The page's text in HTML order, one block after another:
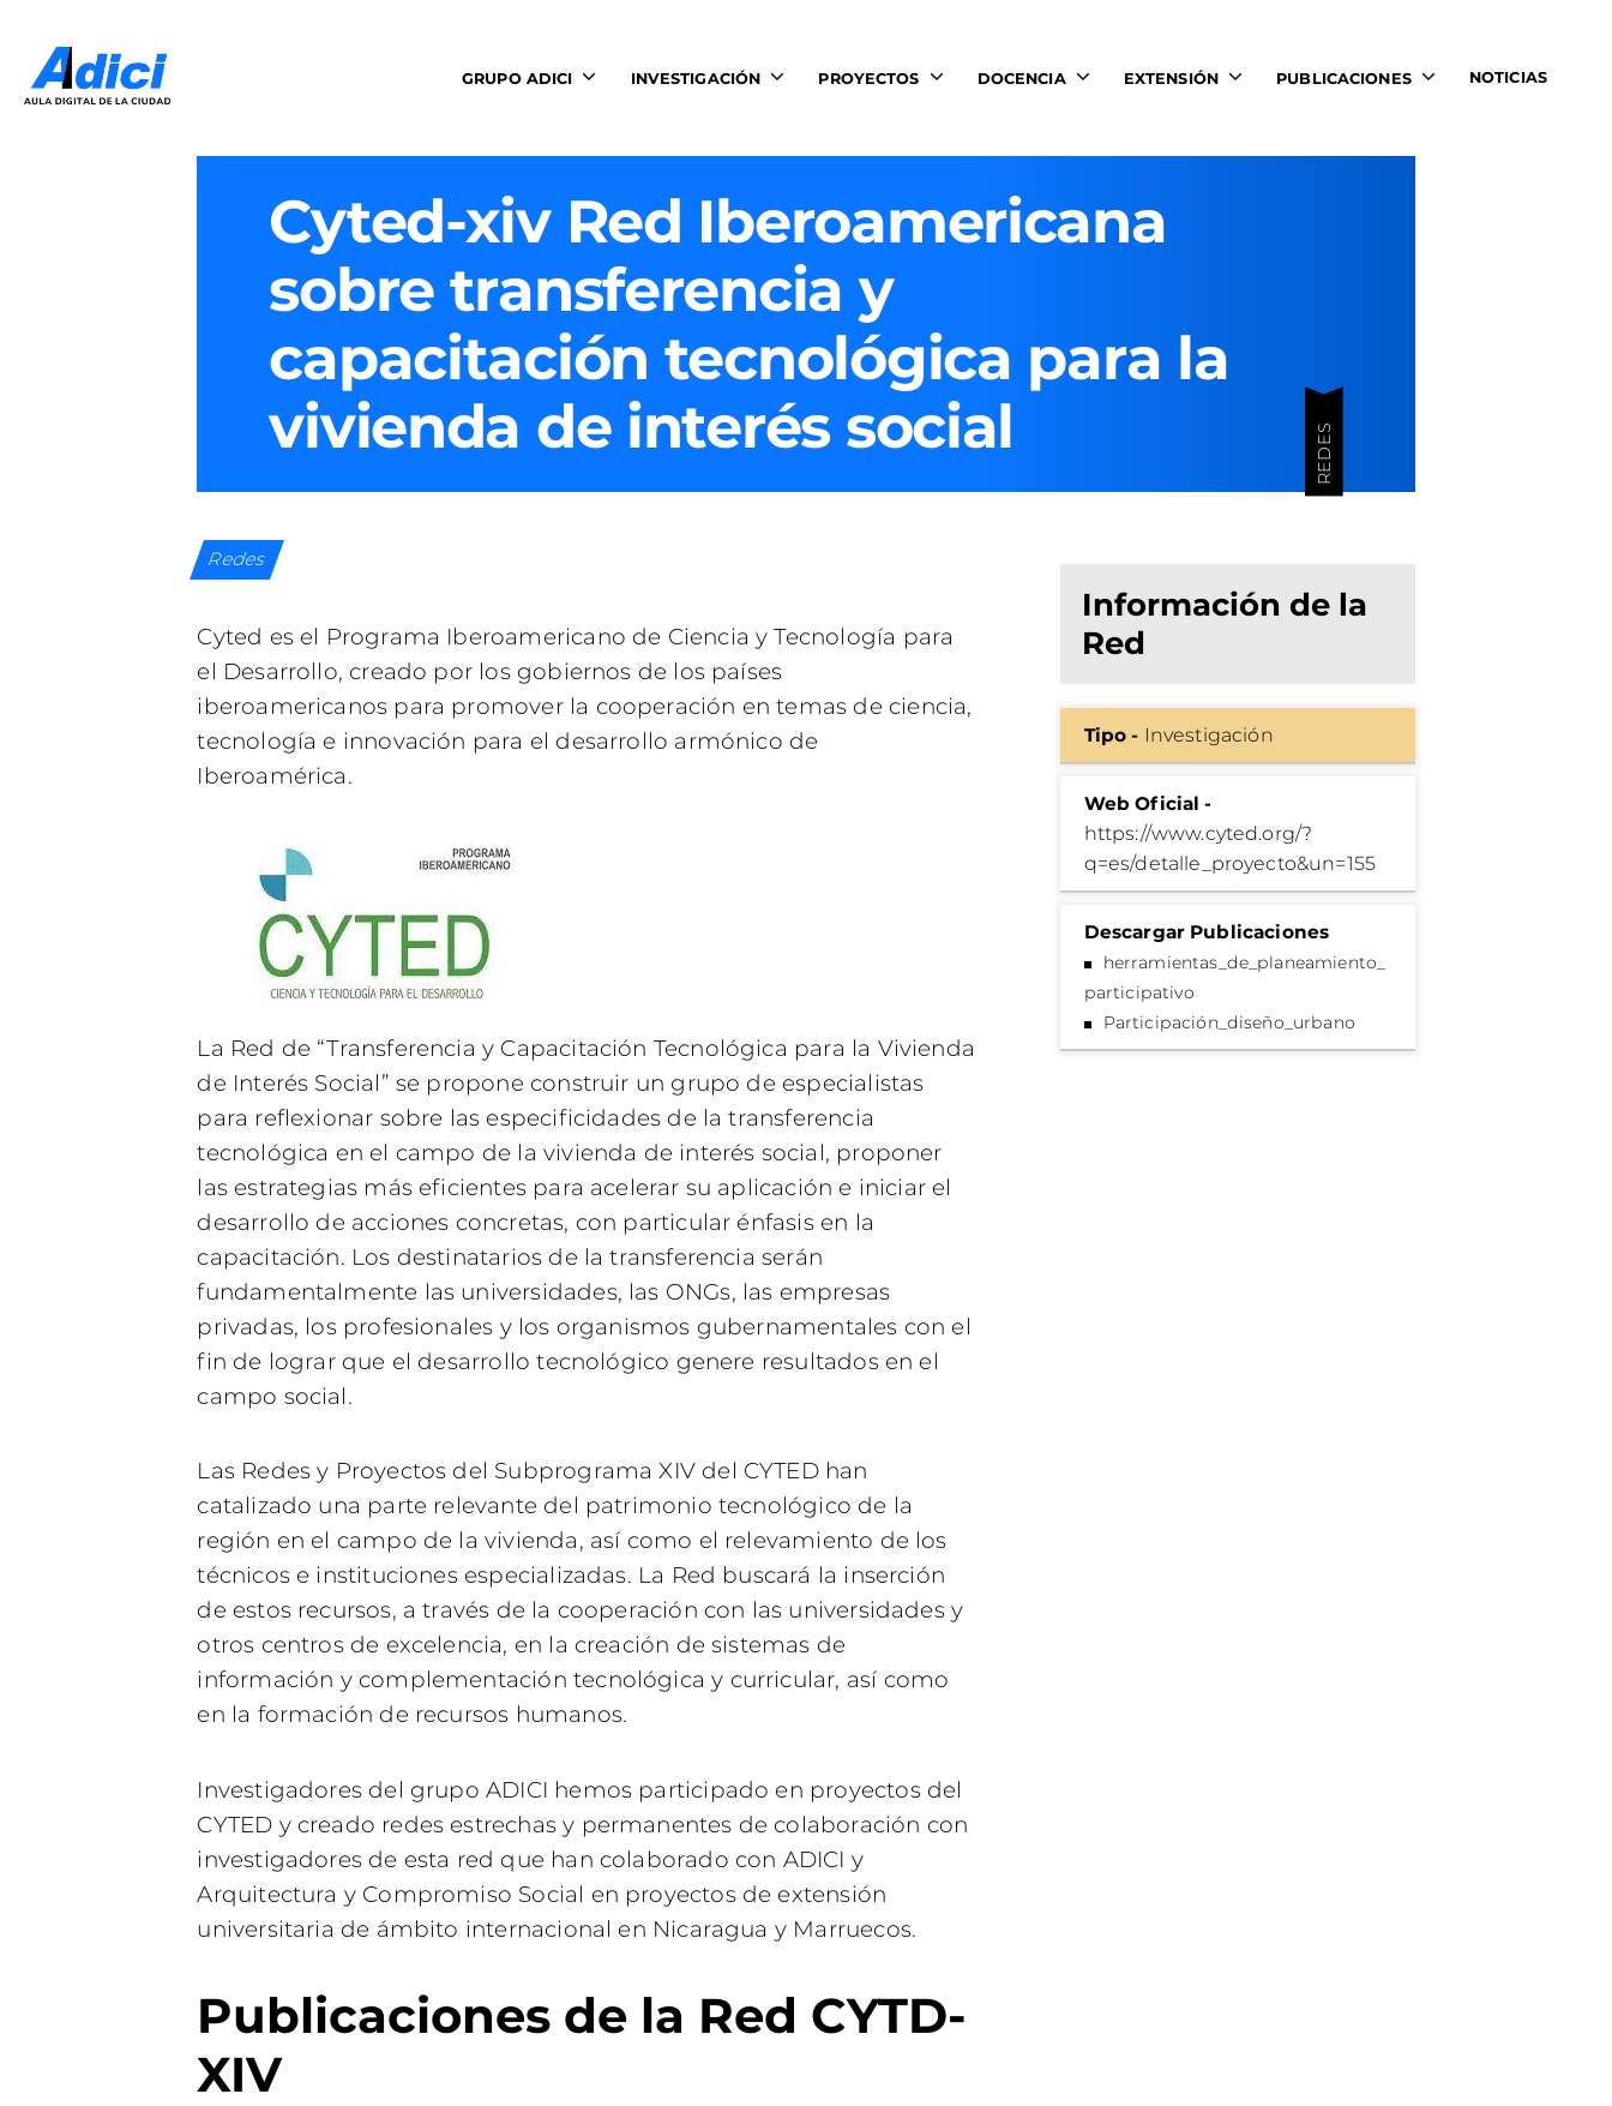
GRUPO ADICI INVESTIGACIÓN PROYECTOS DOCENCIA EXTENSIÓN PUBLICACIONES NOTICIAS
Cyted-xiv Red Iberoamericana
sobre transferencia y
capacitación tecnológica para la
vivienda de interés social
REDES
Información de la
Red
Tipo - Investigación
Web Oficial -
https://www.cyted.org/?
q=es/detalle_proyecto&un=155
Descargar Publicaciones
herramientas_de_planeamiento_
participativo
Participación_diseño_urbano
Redes
Cyted es el Programa Iberoamericano de Ciencia y Tecnología para
el Desarrollo, creado por los gobiernos de los países
iberoamericanos para promover la cooperación en temas de ciencia,
tecnología e innovación para el desarrollo armónico de
Iberoamérica.
La Red de “Transferencia y Capacitación Tecnológica para la Vivienda
de Interés Social” se propone construir un grupo de especialistas
para reflexionar sobre las especificidades de la transferencia
tecnológica en el campo de la vivienda de interés social, proponer
las estrategias más eficientes para acelerar su aplicación e iniciar el
desarrollo de acciones concretas, con particular énfasis en la
capacitación. Los destinatarios de la transferencia serán
fundamentalmente las universidades, las ONGs, las empresas
privadas, los profesionales y los organismos gubernamentales con el
fin de lograr que el desarrollo tecnológico genere resultados en el
campo social.
Las Redes y Proyectos del Subprograma XIV del CYTED han
catalizado una parte relevante del patrimonio tecnológico de la
región en el campo de la vivienda, así como el relevamiento de los
técnicos e instituciones especializadas. La Red buscará la inserción
de estos recursos, a través de la cooperación con las universidades y
otros centros de excelencia, en la creación de sistemas de
información y complementación tecnológica y curricular, así como
en la formación de recursos humanos.
Investigadores del grupo ADICI hemos participado en proyectos del
CYTED y creado redes estrechas y permanentes de colaboración con
investigadores de esta red que han colaborado con ADICI y
Arquitectura y Compromiso Social en proyectos de extensión
universitaria de ámbito internacional en Nicaragua y Marruecos.
Publicaciones de la Red CYTD-
XIV